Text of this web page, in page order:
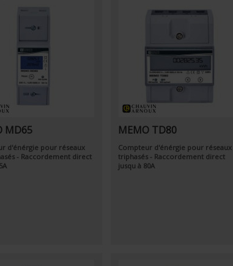
MD65
d'énérgie pour réseaux
- Raccordement direct
MEMO TD80
Compteur d'énérgie pour réseaux
triphasés - Raccordement direct
jusqu à 80A